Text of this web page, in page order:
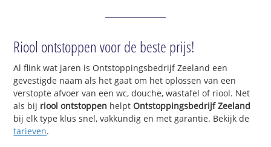
Riool ontstoppen voor de beste prijs!
Al flink wat jaren is Ontstoppingsbedrijf Zeeland een
gevestigde naam als het gaat om het oplossen van een
verstopte afvoer van een wc, douche, wastafel of riool. Net
als bij riool ontstoppen helptOntstoppingsbedrijf Zeeland
bij elk type klus snel, vakkundig en met garantie. Bekijk de
tarieven.